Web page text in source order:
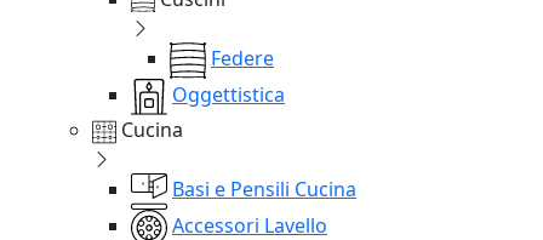
Federe
Oggettistica
Cucina
Basi e Pensili Cucina
Accessori Lavello